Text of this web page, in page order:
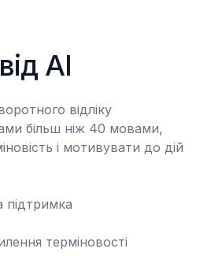
AI
відліку
більш ніж 40 мовами,
і мотивувати до дій
терміновості